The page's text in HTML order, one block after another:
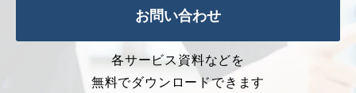
お問い合わせ
各サービス資料などを
無料でダウンロードできます